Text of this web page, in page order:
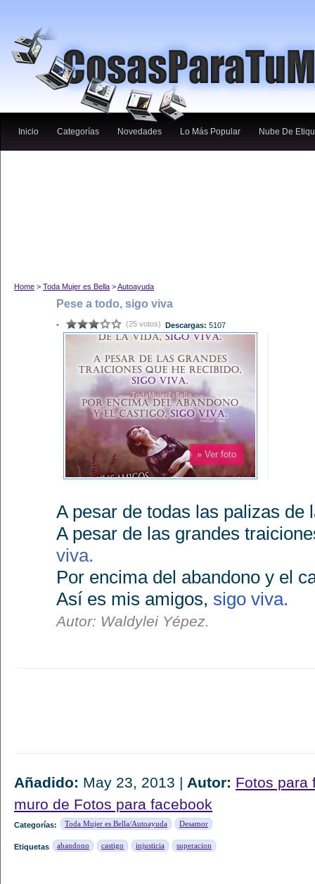
Inicio Categorías Novedades Lo Más Popular Nube De
Home > Toda Mujer es Bella >Autoayuda
Pese a todo, sigo viva
- (25 votos) Descargas: 5107
» Ver foto
A pesar de todas las palizas de
A pesar de las grandes
viva.
Por encima del abandono y el
Así es mis amigos, sigo viva.
Autor: Waldylei Yépez.
Añadido: May 23, 2013 | Autor: Fotos para
muro de Fotos para facebook
Categorías: Toda Mujer es Bella/Autoayuda Desamor
Etiquetas abandono castigo injusticia superacion